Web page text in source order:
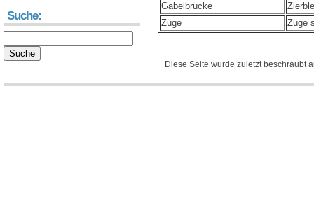
Gabelbrücke
Züge
Züge
Diese Seite wurde zuletzt beschraubt
Suche: